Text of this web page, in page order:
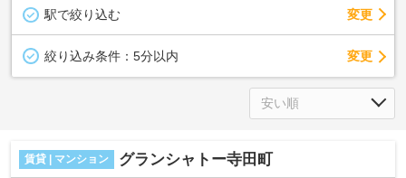
駅で絞り込む 変更
絞り込み条件： 5分以内 変更
賃貸 | マンション グランシャトー寺田町